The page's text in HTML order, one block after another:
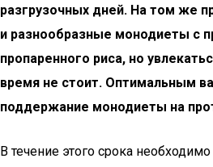
разгрузочных дней. На том же
и разнообразные монодиеты с
пропаренного риса, но
время не стоит. Оптимальным
поддержание монодиеты на
В течение этого срока необходимо